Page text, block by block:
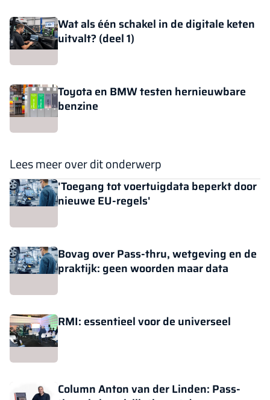
Wat als één schakel in de digitale keten
uitvalt? (deel 1)
Toyota en BMW testen hernieuwbare
benzine
Lees meer over dit onderwerp
'Toegang tot voertuigdata beperkt door
nieuwe EU-regels'
Bovag over Pass-thru, wetgeving en de
praktijk: geen woorden maar data
RMI: essentieel voor de universeel
Column Anton van der Linden: Pass-